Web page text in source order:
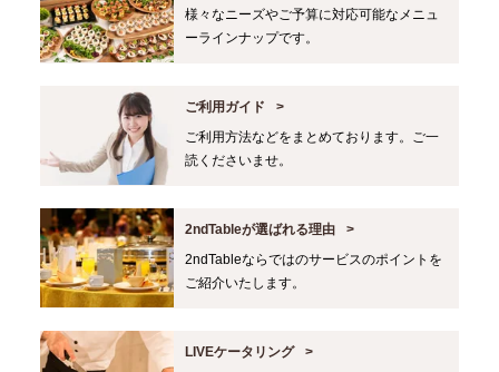
様々なニーズやご予算に対応可能なメニュ
ーラインナップです。
ご利用ガイド
ご利用方法などをまとめております。ご一
読くださいませ。
2ndTableが選ばれる理由
2ndTableならではのサービスのポイントを
ご紹介いたします。
LIVEケータリング